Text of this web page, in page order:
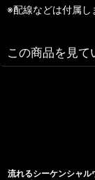
※配線などは付属し
この商品を見
流れるシーケンシャル